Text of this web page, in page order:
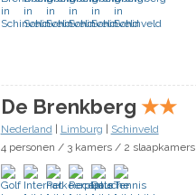
De Brenkberg ★★
Nederland| Limburg
Schinveld
4 personen / 3 kamers / 2 slaapkamers